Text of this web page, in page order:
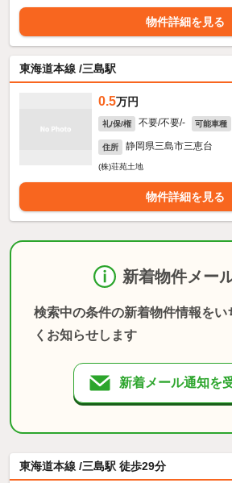
物件詳細を見る
東海道本線 /三島駅
0.5万円
礼/保/権 不要/不要/- 可能車種
住所 静岡県三島市三恵台
(株)荘苑土地
物件詳細を見る
新着物件メー
検索中の条件の新着物件情報をい
くお知らせします
新着メール通知を
東海道本線 /三島駅 徒歩29分